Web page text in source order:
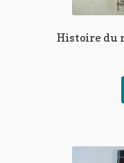
Histoire du